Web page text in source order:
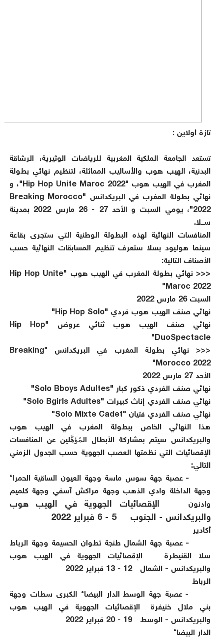
تازة أولاين :
تستعد الجامعة الملكية المغربية للرياضات الوثيرية، الرشاقة
البدنية، الهيب هوب والأساليب المماثلة، لتنظيم نهائي بطولة
المغرب في الهيب هوب "Hip Hop Unite Maroc 2022"، و
نهائي بطولة المغرب في البريكدانس "Breaking Morocco
2022"، يومي السبت و الأحد 27 - 26 مارس 2022 بمدينة
ســـــلا.
المنافسات النهائية لهذه البطولة الوطنية التي ستجرى بقاعة
سينما هوليود بسلا ستعرف تنظيم المسابقات النهائية حسب
الأصناف التالية:
<<< نهائي بطولة المغرب في الهيب هوب "Hip Hop Unite
Maroc 2022"
السبت 26 مارس 2022
نهائي صنف الهيب هوب فردي "Hip Hop Solo"
نهائي صنف الهيب هوب ثنائي عروض "Hip Hop
DuoSpectacle"
<<< نهائي بطولة المغرب في البريكدانس "Breaking
Morocco 2022"
الأحد 27 مارس 2022
نهائي صنف الفردي ذكور كبار "Solo Bboys Adultes"
نهائي صنف الفردي إناث كبيرات "Solo Bgirls Adultes"
نهائي صنف الفردي فتيان "Solo Mixte Cadet"
هذا النهائي الخاص ببطولة المغرب في الهيب هوب
والبريكدانس سيتم بمشاركة الأبطال المُؤَهَّلين عن المنافسات
الإقصائيات التي نظمتها العصب الجهوية حسب الجدول الزمني
التالي:
- عصبة جهة سوس ماسة وجهة العيون الساقية الحمراء
وجهة الداخلة وادي الذهب وجهة مراكش آسفي وجهة كلميم
وادنون
الإقصائيات الجهوية في الهيب هوب
والبريكدانس - الجنوب
5 - 6 فبراير 2022
أكادير
- عصبة جهة الشمال طنجة تطوان الحسيمة وجهة الرباط
سلا القنيطرة
الإقصائيات الجهوية في الهيب هوب
والبريكدانس - الشمال
12 - 13 فبراير 2022
الرباط
- عصبة جهة الوسط الدار البيضاء الكبرى سطات وجهة
بني ملال خنيفرة
الإقصائيات الجهوية في الهيب هوب
والبريكدانس - الوسط
19 - 20 فبراير 2022
الدار البيضاء